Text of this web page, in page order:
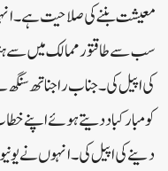
معیشت بننے کی صلاحیت ہے۔
سب سے طاقتور ممالک میں سے
کی اپیل کی۔جناب راجناتھ
کو مبارکباد دیتے ہوئے اپنے
دینے کی اپیل کی۔ انہوں نے